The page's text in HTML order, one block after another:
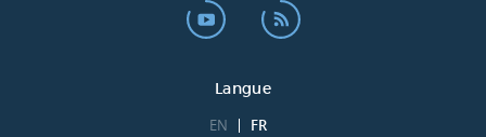
Langue
EN FR